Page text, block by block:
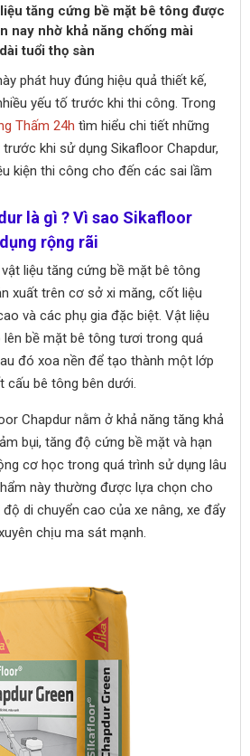
tăng cứng bề mặt bê tông được
nay nhờ khả năng chống mài
tuổi thọ sàn
phát huy đúng hiệu quả thiết kế,
yếu tố trước khi thi công. Trong
Thấm 24h tìm hiểu chi tiết những
khi sử dụng Sikafloor Chapdur,
kiện thi công cho đến các sai lầm
là gì ? Vì sao Sikafloor
rộng rãi
liệu tăng cứng bề mặt bê tông
xuất trên cơ sở xi măng, cốt liệu
và các phụ gia đặc biệt. Vật liệu
bề mặt bê tông tươi trong quá
đó xoa nền để tạo thành một lớp
cấu bê tông bên dưới.
Chapdur nằm ở khả năng tăng khả
bụi, tăng độ cứng bề mặt và hạn
cơ học trong quá trình sử dụng lâu
này thường được lựa chọn cho
di chuyển cao của xe nâng, xe đẩy
chịu ma sát mạnh.